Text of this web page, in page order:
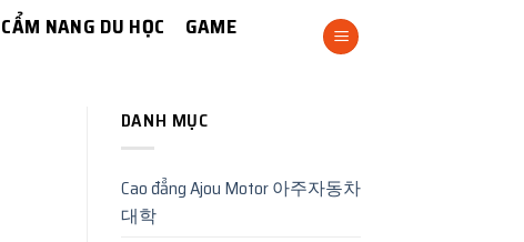
CẨM NANG DU HỌC
GAME
DANH MỤC
Cao đẳng Ajou Motor 아주자동차
대학